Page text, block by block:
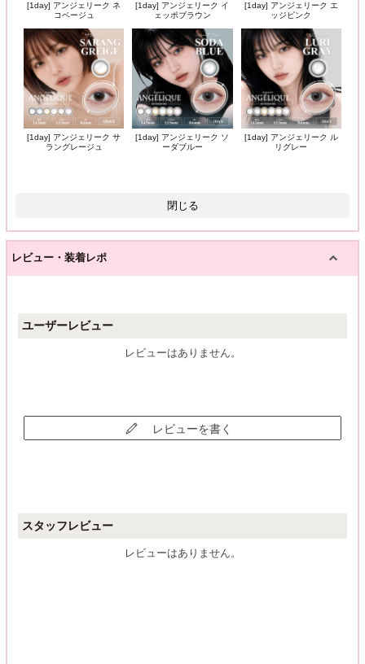
[1day] アンジェリーク ネ
コベージュ
[1day] アンジェリーク イ
ェッポブラウン
[1day] アンジェリーク エ
ッジピンク
[1day] アンジェリーク サ
ラングレージュ
[1day] アンジェリーク ソ
ーダブルー
[1day] アンジェリーク ル
リグレー
閉じる
レビュー・装着レポ
ユーザーレビュー
レビューはありません。
レビューを書く
スタッフレビュー
レビューはありません。